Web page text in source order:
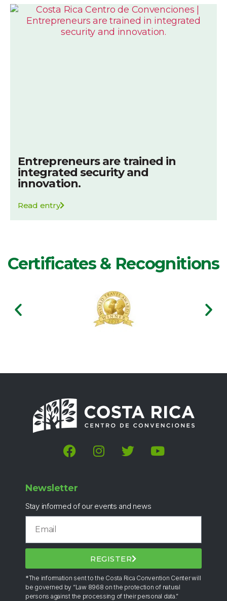
Entrepreneurs are trained in
integrated security and
innovation.
Read entry
Certificates & Recognitions
Newsletter
Stay informed of our events and news
REGISTER
*The information sent to the Costa Rica Convention Center will
be governed by “Law 8968 on the protection of natural
persons against the processing of their personal data.”